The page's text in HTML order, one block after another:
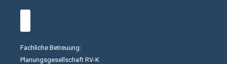
Fachliche Betreuung:
Planungsgesellschaft RV-K